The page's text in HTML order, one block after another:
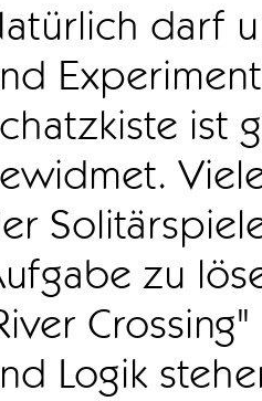
darf
ist
zu
Logik